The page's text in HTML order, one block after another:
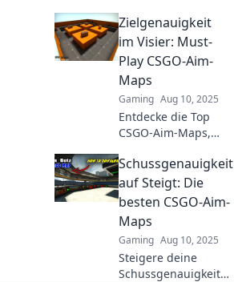
besten Aim-Maps
für einen Sieg von
Null auf Held –
jetzt klicken und
verbessern!
Zielgenauigkeit
im Visier: Must-
Play CSGO-Aim-
Maps
Gaming Aug 10, 2025
Entdecke die Top
CSGO-Aim-Maps,
Zielgenauigkeit
auf das nächste
Level heben!
Verpass nicht
diese Must-Play-
Maps für deinen
Erfolg!
Schussgenauigkeit
auf Steigt: Die
besten CSGO-Aim-
Maps
Gaming Aug 10, 2025
Steigere deine
Schussgenauigkeit